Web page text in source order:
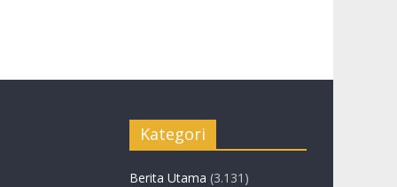
Kategori
Berita Utama (3.131)